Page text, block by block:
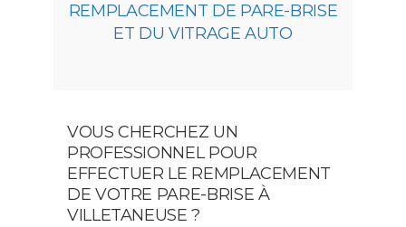
REMPLACEMENT DE PARE-BRISE
ET DU VITRAGE AUTO
VOUS CHERCHEZ UN
PROFESSIONNEL POUR
EFFECTUER LE REMPLACEMENT
DE VOTRE PARE-BRISE À
VILLETANEUSE ?